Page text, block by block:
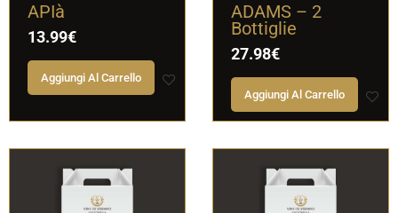
APIà
13.99€
Aggiungi Al Carrello
ADAMS – 2
Bottiglie
27.98€
Aggiungi Al Carrello